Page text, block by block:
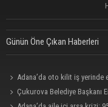
Günün Öne Çıkan Haberleri
Adana’da oto kilit iş yerinde
Çukurova Belediye Başkanı